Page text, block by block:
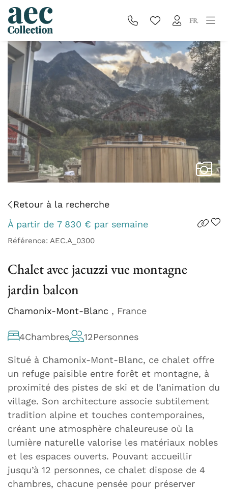
FR
Retour à la recherche
À partir de 7 830 € par semaine
Référence: AEC.A_0300
Chalet avec jacuzzi vue montagne
jardin balcon
Chamonix-Mont-Blanc , France
4Chambres 12Personnes
Situé à Chamonix-Mont-Blanc, ce chalet offre
un refuge paisible entre forêt et montagne, à
proximité des pistes de ski et de l’animation du
village. Son architecture associe subtilement
tradition alpine et touches contemporaines,
créant une atmosphère chaleureuse où la
lumière naturelle valorise les matériaux nobles
et les espaces ouverts. Pouvant accueillir
jusqu’à 12 personnes, ce chalet dispose de 4
chambres, chacune pensée pour préserver